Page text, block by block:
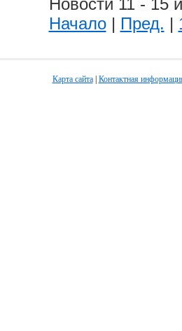
Новости 11 - 15
Начало| Пред. |
Карта сайта| Контактная